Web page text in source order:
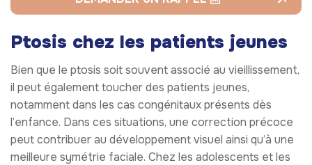
Ptosis chez les patients jeunes
Bien que le ptosis soit souvent associé au vieillissement,
il peut également toucher des patients jeunes,
notamment dans les cas congénitaux présents dès
l’enfance. Dans ces situations, une correction précoce
peut contribuer au développement visuel ainsi qu’à une
meilleure symétrie faciale. Chez les adolescents et les